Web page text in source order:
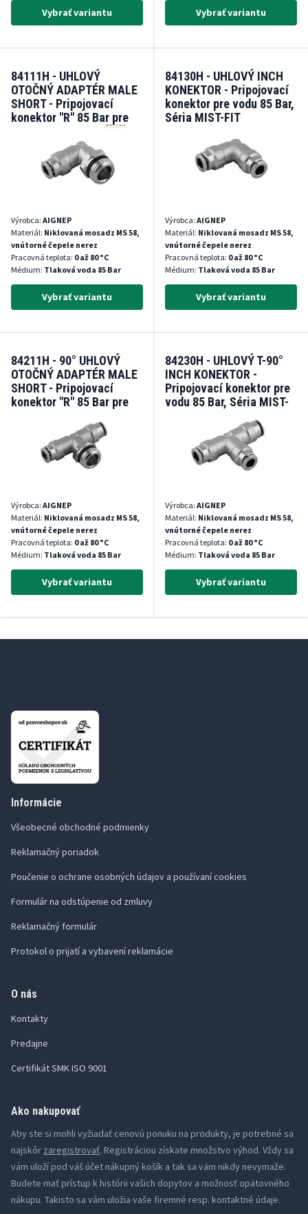
Vybrať variantu Vybrať variantu
84111H - UHLOVÝ
OTOČNÝ ADAPTÉR MALE
SHORT - Pripojovací
konektor "R" 85 Bar pre
vodu Séria MIST-FIT
Výrobca: AIGNEP
Materiál: Niklovaná mosadz MS 58,
vnútorné čepele nerez
Pracovná teplota: 0 až 80 °C
Médium: Tlaková voda 85 Bar
Vybrať variantu
84130H - UHLOVÝ INCH
KONEKTOR - Pripojovací
konektor pre vodu 85 Bar,
Séria MIST-FIT
Výrobca: AIGNEP
Materiál: Niklovaná mosadz MS 58,
vnútorné čepele nerez
Pracovná teplota: 0 až 80 °C
Médium: Tlaková voda 85 Bar
Vybrať variantu
84211H - 90° UHLOVÝ
OTOČNÝ ADAPTÉR MALE
SHORT - Pripojovací
konektor "R" 85 Bar pre
Výrobca: AIGNEP
Materiál: Niklovaná mosadz MS 58,
vnútorné čepele nerez
Pracovná teplota: 0 až 80 °C
Médium: Tlaková voda 85 Bar
Vybrať variantu
84230H - UHLOVÝ T-90°
INCH KONEKTOR -
Pripojovací konektor pre
vodu 85 Bar, Séria MIST-
Výrobca: AIGNEP
Materiál: Niklovaná mosadz MS 58,
vnútorné čepele nerez
Pracovná teplota: 0 až 80 °C
Médium: Tlaková voda 85 Bar
Vybrať variantu
Informácie
Všeobecné obchodné podmienky
Reklamačný poriadok
Poučenie o ochrane osobných údajov a používaní cookies
Formulár na odstúpenie od zmluvy
Reklamačný formulár
Protokol o prijatí a vybavení reklamácie
O nás
Kontakty
Predajne
Certifikát SMK ISO 9001
Ako nakupovať
Aby ste si mohli vyžiadať cenovú ponuku na produkty, je potrebné sa
najskôr zaregistrovať. Registráciou získate množstvo výhod. Vždy sa
vám uloží pod váš účet nákupný košík a tak sa vám nikdy nevymaže.
Budete mať prístup k histórii vašich dopytov a možnosť opätovného
nákupu. Takisto sa vám uložia vaše firemné resp. kontaktné údaje.